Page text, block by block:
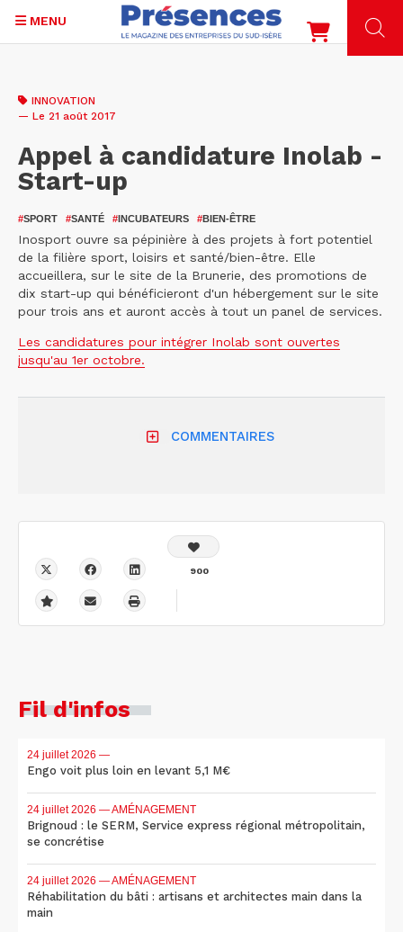
contenu
MENU
INNOVATION
— Le 21 août 2017
Appel à candidature Inolab -
Start-up
#SPORT #SANTÉ #INCUBATEURS #BIEN-ÊTRE
​Inosport ouvre sa pépinière à des projets à fort potentiel
de la filière sport, loisirs et santé/bien-être. Elle
accueillera, sur le site de la Brunerie, des promotions de
dix start-up qui bénéficieront d'un hébergement sur le site
pour trois ans et auront accès à tout un panel de services.
Les candidatures pour intégrer Inolab sont ouvertes
jusqu'au 1er octobre.​
COMMENTAIRES
900
Fil d'infos
24 juillet 2026 —
Engo voit plus loin en levant 5,1 M€
24 juillet 2026 — AMÉNAGEMENT
Brignoud : le SERM, Service express régional métropolitain,
se concrétise
24 juillet 2026 — AMÉNAGEMENT
Réhabilitation du bâti : artisans et architectes main dans la
main